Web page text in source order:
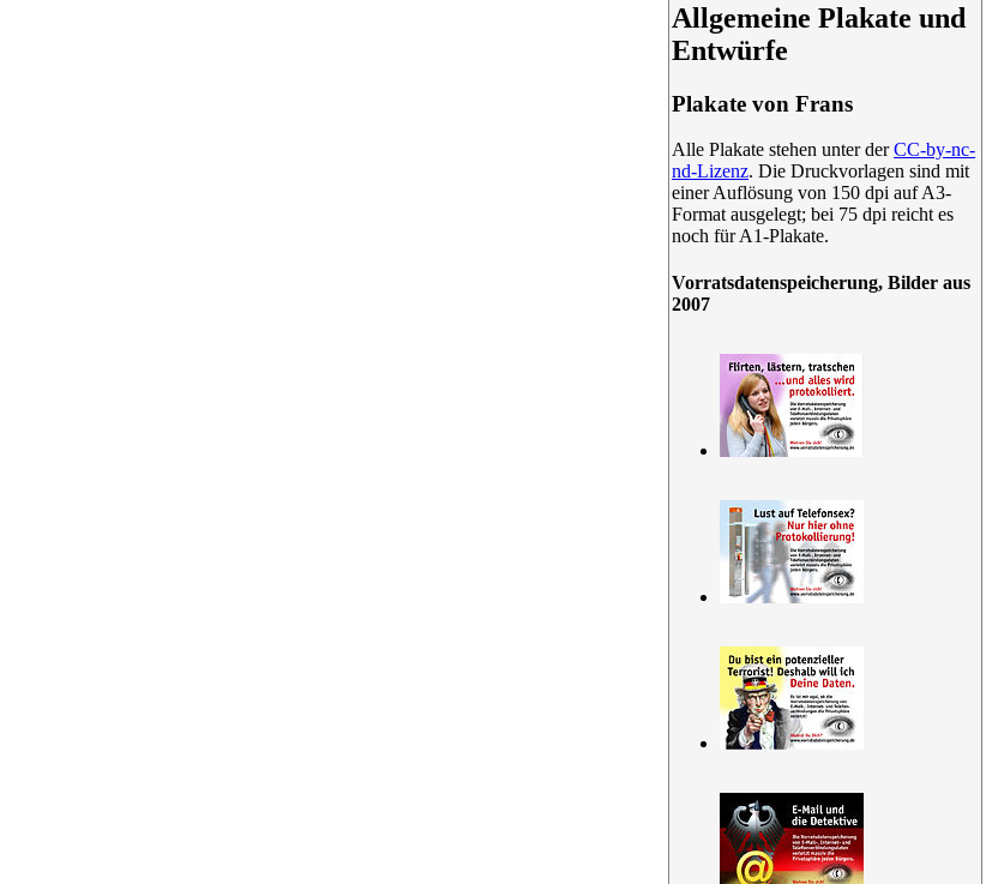
Allgemeine Plakate und
Entwürfe
Plakate von Frans
Alle Plakate stehen unter derCC-by-nc-
nd-Lizenz. Die Druckvorlagen sind mit
einer Auflösung von 150 dpi auf A3-
Format ausgelegt; bei 75 dpi reicht es
noch für A1-Plakate.
Vorratsdatenspeicherung, Bilder aus
2007